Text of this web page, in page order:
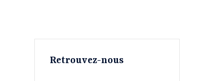
Retrouvez-nous